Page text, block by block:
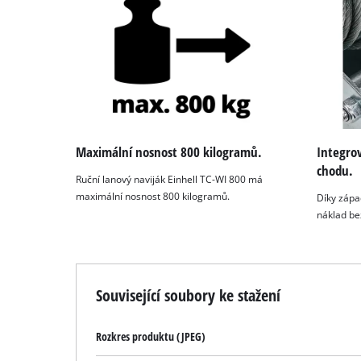
Maximální nosnost 800 kilogramů.
Ruční lanový naviják Einhell TC-WI 800 má
maximální nosnost 800 kilogramů.
chodu.
Díky
náklad
Související soubory ke stažení
Rozkres produktu (JPEG)